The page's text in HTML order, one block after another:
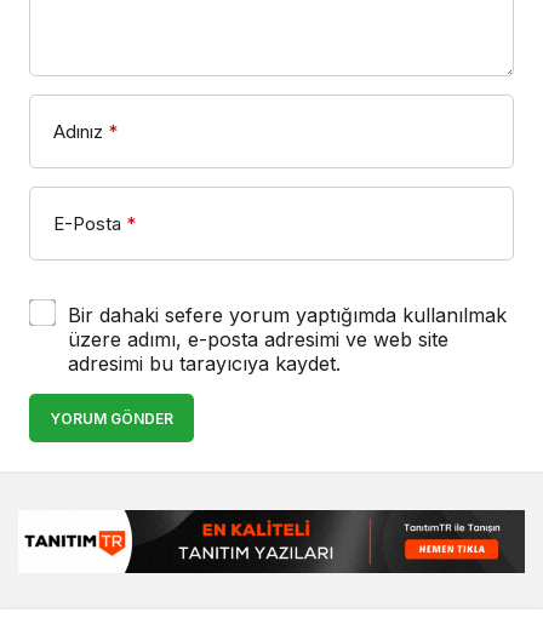
Adınız *
E-Posta *
Bir dahaki sefere yorum yaptığımda kullanılmak
üzere adımı, e-posta adresimi ve web site
adresimi bu tarayıcıya kaydet.
YORUM GÖNDER